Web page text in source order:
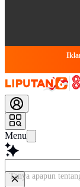
Menu
Ba